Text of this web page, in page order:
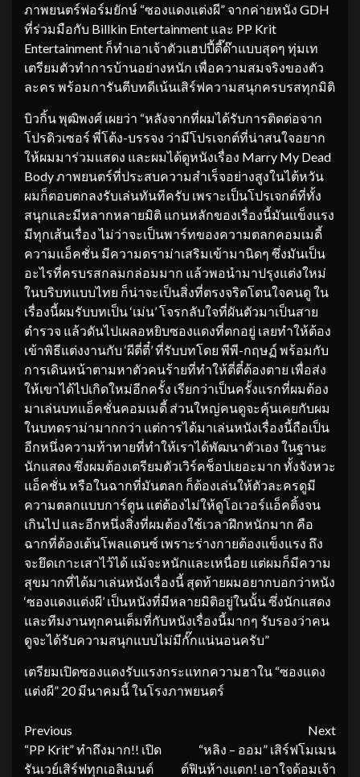
ภาพยนตร์ฟอร์มยักษ์ “ซองแดงแต่งผี” จากค่ายหนัง GDH
ที่ร่วมมือกับ Billkin Entertainment และ PP Krit
Entertainment ก็ทำเอาเจ้าตัวแฮปปี้ดี๊ด๊าแบบสุดๆ ทุ่มเท
เตรียมตัวทำการบ้านอย่างหนัก เพื่อความสมจริงของตัว
ละคร พร้อมการันตีบทดีเน้นเสิร์ฟความสนุกครบรสทุกมิติ
บิวกิ้น พุฒิพงศ์ เผยว่า “หลังจากที่ผมได้รับการติดต่อจาก
โปรดิวเซอร์ พี่โต้ง-บรรจง ว่ามีโปรเจกต์ที่น่าสนใจอยาก
ให้ผมมาร่วมแสดง และผมได้ดูหนังเรื่อง Marry My Dead
Body ภาพยนตร์ที่ประสบความสำเร็จอย่างสูงในไต้หวัน
ผมก็ตอบตกลงรับเล่นทันทีครับ เพราะเป็นโปรเจกต์ที่ทั้ง
สนุกและมีหลากหลายมิติ แกนหลักของเรื่องนี้มันแข็งแรง
มีทุกเส้นเรื่อง ไม่ว่าจะเป็นพาร์ทของความตลกคอมเมดี้
ความแอ็คชั่น มีความดราม่าเสริมเข้ามานิดๆ ซึ่งมันเป็น
อะไรที่ครบรสกลมกล่อมมาก แล้วพอนำมาปรุงแต่งใหม่
ในบริบทแบบไทย ก็น่าจะเป็นสิ่งที่ตรงจริตโดนใจคนดู ใน
เรื่องนี้ผมรับบทเป็น ‘เม่น’ โจรกลับใจที่ผันตัวมาเป็นสาย
ตำรวจ แล้วดันไปเผลอหยิบซองแดงที่ตกอยู่ เลยทำให้ต้อง
เข้าพิธีแต่งงานกับ ‘ผีตี่ตี๋’ ที่รับบทโดย พีพี-กฤษฏ์ พร้อมกับ
การเดินหน้าตามหาตัวคนร้ายที่ทำให้ตี่ตี๋ต้องตาย เพื่อส่ง
ให้เขาได้ไปเกิดใหม่อีกครั้ง เรียกว่าเป็นครั้งแรกที่ผมต้อง
มาเล่นบทแอ็คชั่นคอมเมดี้ ส่วนใหญ่คนดูจะคุ้นเคยกับผม
ในบทดราม่ามากกว่า แต่การได้มาเล่นหนังเรื่องนี้ถือเป็น
อีกหนึ่งความท้าทายที่ทำให้เราได้พัฒนาตัวเอง ในฐานะ
นักแสดง ซึ่งผมต้องเตรียมตัวเวิร์คช็อปเยอะมาก ทั้งจังหวะ
แอ็คชั่น หรือในฉากที่มันตลก ก็ต้องเล่นให้ตัวละครดูมี
ความตลกแบบการ์ตูน แต่ต้องไม่ให้ดูโอเวอร์แอ็คติ้งจน
เกินไป และอีกหนึ่งสิ่งที่ผมต้องใช้เวลาฝึกหนักมาก คือ
ฉากที่ต้องเต้นโพลแดนซ์ เพราะร่างกายต้องแข็งแรง ถึง
จะยึดเกาะเสาไว้ได้ แม้จะหนักและเหนื่อย แต่ผมก็มีความ
สุขมากที่ได้มาเล่นหนังเรื่องนี้ สุดท้ายผมอยากบอกว่าหนัง
‘ซองแดงแต่งผี’ เป็นหนังที่มีหลายมิติอยู่ในนั้น ซึ่งนักแสดง
และทีมงานทุกคนเต็มที่กับหนังเรื่องนี้มากๆ รับรองว่าคน
ดูจะได้รับความสนุกแบบไม่มีกั๊กแน่นอนครับ”
เตรียมเปิดซองแดงรับแรงกระแทกความฮาใน “ซองแดง
แต่งผี” 20 มีนาคมนี้ ในโรงภาพยนตร์
Continue
Reading
Previous
“PP Krit” ทำถึงมาก!! เปิด
รันเวย์เสิร์ฟทุกเอลิเมนต์
Next
“หลิง – ออม” เสิร์ฟโมเมน
ต์ฟินห้างแตก! เอาใจด้อมเจ้า